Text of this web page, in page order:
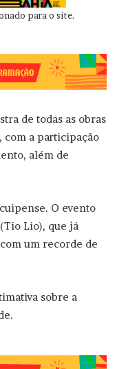
para o site.
de todas as obras
a participação
além de
O evento
Lio), que já
um recorde de
sobre a